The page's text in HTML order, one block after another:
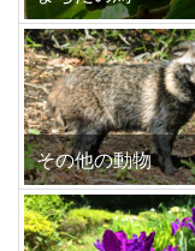
その他の動物